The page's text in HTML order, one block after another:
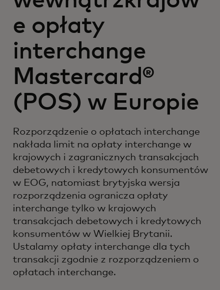
e opłaty
interchange
Mastercard®
(POS) w Europie
Rozporządzenie o opłatach interchange
nakłada limit na opłaty interchange w
krajowych i zagranicznych transakcjach
debetowych i kredytowych konsumentów
w EOG, natomiast brytyjska wersja
rozporządzenia ogranicza opłaty
interchange tylko w krajowych
transakcjach debetowych i kredytowych
konsumentów w Wielkiej Brytanii.
Ustalamy opłaty interchange dla tych
transakcji zgodnie z rozporządzeniem o
opłatach interchange.